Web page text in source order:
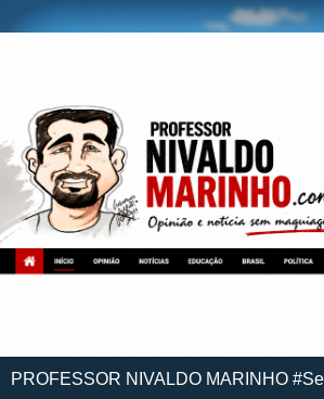
PROFESSOR NIVALDO MARINHO